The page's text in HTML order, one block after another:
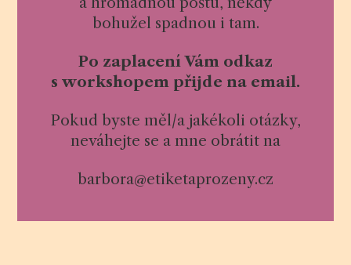
bohužel spadnou i tam.
Po zaplacení Vám odkaz
s workshopem přijde na email.
Pokud byste měl/a jakékoli otázky,
neváhejte se a mne obrátit na
barbora@etiketaprozeny.cz